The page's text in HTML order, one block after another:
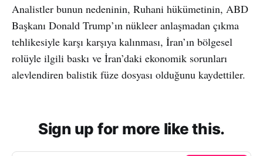
Analistler bunun nedeninin, Ruhani hükümetinin, ABD
Başkanı Donald Trump’ın nükleer anlaşmadan çıkma
tehlikesiyle karşı karşıya kalınması, İran’ın bölgesel
rolüyle ilgili baskı ve İran’daki ekonomik sorunları
alevlendiren balistik füze dosyası olduğunu kaydettiler.
Sign up for more like this.